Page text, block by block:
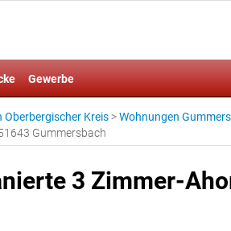
Gewerbe
Oberbergischer Kreis >Wohnungen
Gummersbach
3 Zimmer-